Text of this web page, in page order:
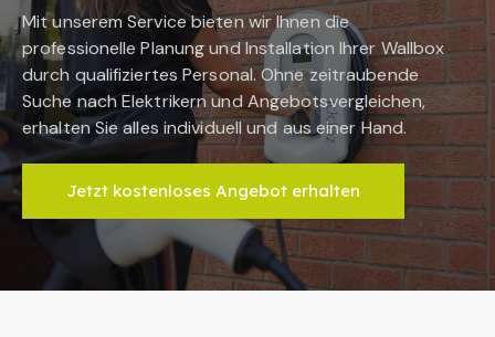
Mit unserem Service bieten wir Ihnen die
professionelle Planung und Installation Ihrer Wallbox
durch qualifiziertes Personal. Ohne zeitraubende
Suche nach Elektrikern und Angebotsvergleichen,
erhalten Sie alles individuell und aus einer Hand.
Jetzt kostenloses Angebot erhalten